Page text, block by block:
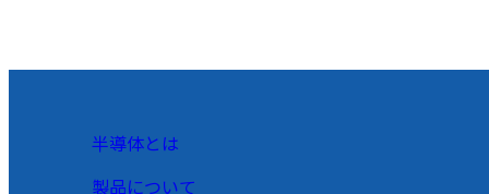
半導体とは
製品について